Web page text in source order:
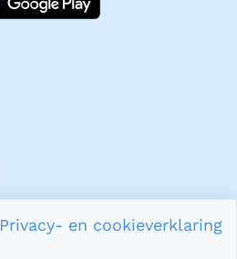
Privacy- en cookieverklaring